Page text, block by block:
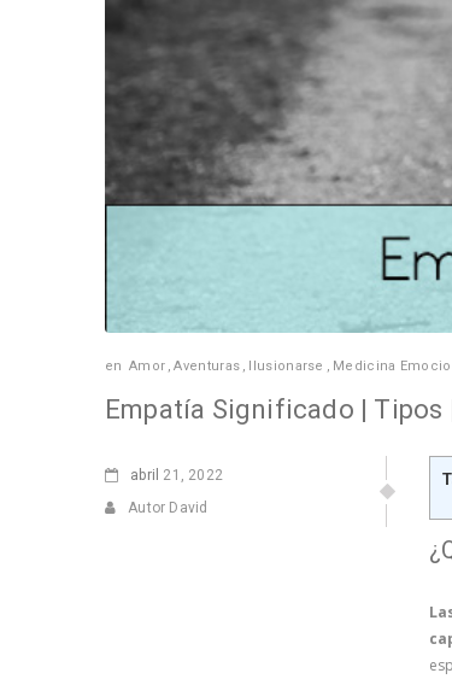
en Amor , Aventuras , Ilusionarse , Medicina
Empatía Significado | Tipos
abril 21, 2022
Autor David